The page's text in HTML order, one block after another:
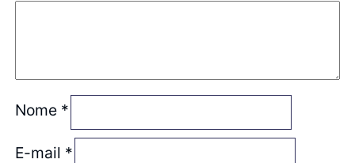
Nome *
E-mail *